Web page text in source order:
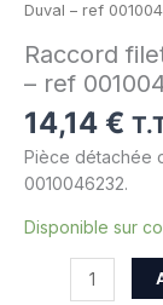
Duval – ref
Raccord
– ref
14,14 €
Pièce détachée
0010046232.
Disponible sur